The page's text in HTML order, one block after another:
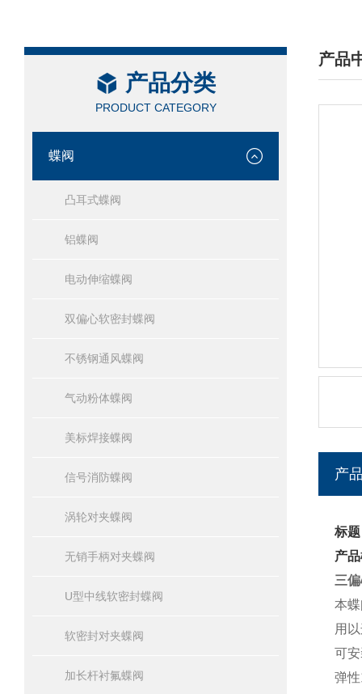
产品分类
PRODUCT CATEGORY
蝶阀
凸耳式蝶阀
铝蝶阀
电动伸缩蝶阀
双偏心软密封蝶阀
不锈钢通风蝶阀
气动粉体蝶阀
美标焊接蝶阀
信号消防蝶阀
涡轮对夹蝶阀
无销手柄对夹蝶阀
U型中线软密封蝶阀
软密封对夹蝶阀
加长杆衬氟蝶阀
产品
/
产
标
产
三
本
用
可
弹